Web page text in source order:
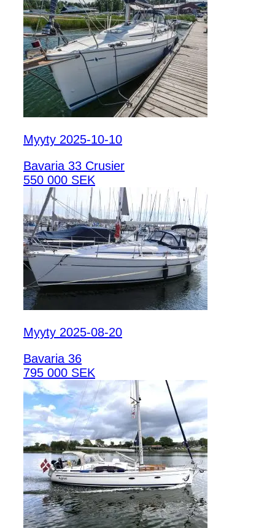
Myyty 2025-10-10
Bavaria 33 Crusier
550 000 SEK
Myyty 2025-08-20
Bavaria 36
795 000 SEK